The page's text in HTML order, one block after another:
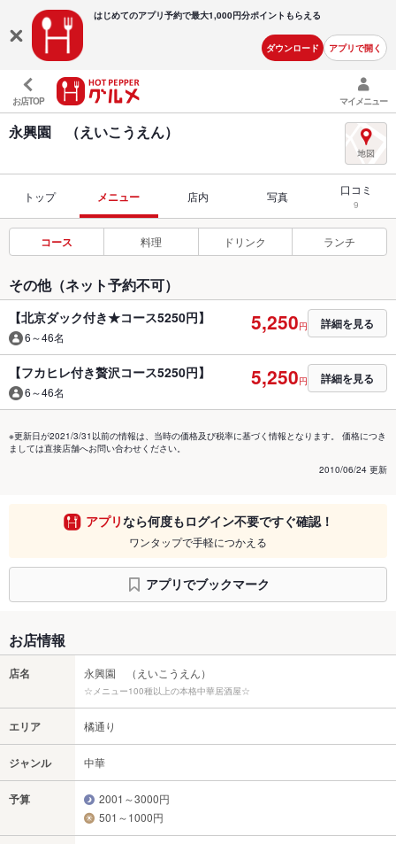
はじめてのアプリ予約で最大1,000円分ポイントもらえる
ダウンロード アプリで開く
お店TOP マイメニュー
永興園 （えいこうえん）
トップ メニュー 店内 写真 口コミ
9
コース 料理 ドリンク ランチ
その他（ネット予約不可）
【北京ダック付き★コース5250円】
6～46名
5,250円 詳細を見る
【フカヒレ付き贅沢コース5250円】
6～46名
5,250円 詳細を見る
※更新日が2021/3/31以前の情報は、当時の価格及び税率に基づく情報となります。 価格につき
ましては直接店舗へお問い合わせください。
2010/06/24 更新
アプリなら何度もログイン不要ですぐ確認！
ワンタップで手軽につかえる
アプリでブックマーク
お店情報
店名 永興園 （えいこうえん）
☆メニュー100種以上の本格中華居酒屋☆
エリア 橘通り
ジャンル 中華
予算
2001～3000円
501～1000円